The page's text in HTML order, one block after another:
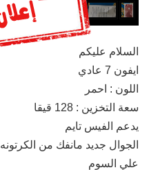
السلام عليكم
ايفون 7 عادي
اللون : احمر
سعة التخزين : 128 قيقا
يدعم الفيس تايم
الجوال جديد مانفك من الكرتونه
علي السوم